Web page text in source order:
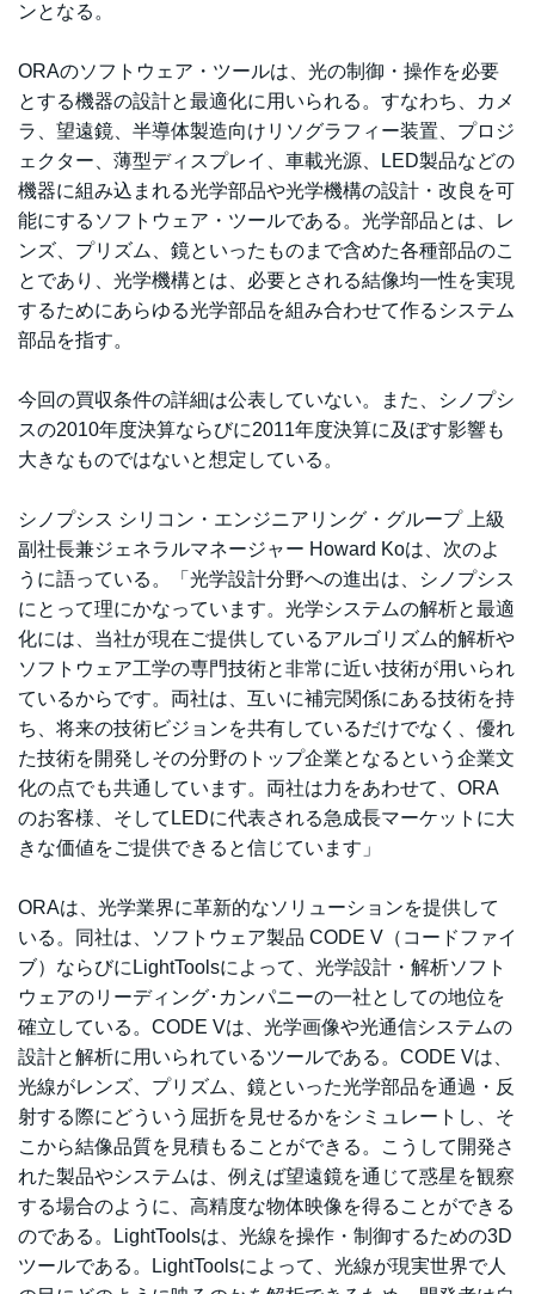
ンとなる。
ORAのソフトウェア・ツールは、光の制御・操作を必要
とする機器の設計と最適化に用いられる。すなわち、カメ
ラ、望遠鏡、半導体製造向けリソグラフィー装置、プロジ
ェクター、薄型ディスプレイ、車載光源、LED製品などの
機器に組み込まれる光学部品や光学機構の設計・改良を可
能にするソフトウェア・ツールである。光学部品とは、レ
ンズ、プリズム、鏡といったものまで含めた各種部品のこ
とであり、光学機構とは、必要とされる結像均一性を実現
するためにあらゆる光学部品を組み合わせて作るシステム
部品を指す。
今回の買収条件の詳細は公表していない。また、シノプシ
スの2010年度決算ならびに2011年度決算に及ぼす影響も
大きなものではないと想定している。
シノプシス シリコン・エンジニアリング・グループ 上級
副社長兼ジェネラルマネージャー Howard Koは、次のよ
うに語っている。「光学設計分野への進出は、シノプシス
にとって理にかなっています。光学システムの解析と最適
化には、当社が現在ご提供しているアルゴリズム的解析や
ソフトウェア工学の専門技術と非常に近い技術が用いられ
ているからです。両社は、互いに補完関係にある技術を持
ち、将来の技術ビジョンを共有しているだけでなく、優れ
た技術を開発しその分野のトップ企業となるという企業文
化の点でも共通しています。両社は力をあわせて、ORA
のお客様、そしてLEDに代表される急成長マーケットに大
きな価値をご提供できると信じています」
ORAは、光学業界に革新的なソリューションを提供して
いる。同社は、ソフトウェア製品 CODE V（コードファイ
ブ）ならびにLightToolsによって、光学設計・解析ソフト
ウェアのリーディング･カンパニーの一社としての地位を
確立している。CODE Vは、光学画像や光通信システムの
設計と解析に用いられているツールである。CODE Vは、
光線がレンズ、プリズム、鏡といった光学部品を通過・反
射する際にどういう屈折を見せるかをシミュレートし、そ
こから結像品質を見積もることができる。こうして開発さ
れた製品やシステムは、例えば望遠鏡を通じて惑星を観察
する場合のように、高精度な物体映像を得ることができる
のである。LightToolsは、光線を操作・制御するための3D
ツールである。LightToolsによって、光線が現実世界で人